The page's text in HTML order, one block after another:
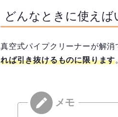
どんなときに使えば
真空式パイプクリーナーが解消
れば引き抜けるものに限ります